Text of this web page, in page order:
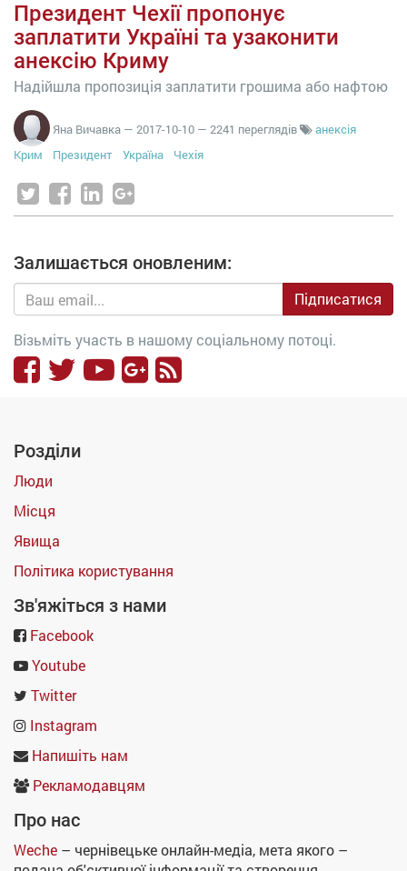
Президент Чехії пропонує
заплатити Україні та узаконити
анексію Криму
Надійшла пропозиція заплатити грошима або нафтою
Яна Вичавка — 2017-10-10 — 2241 переглядів
анексія
Крим
Президент Україна Чехія
Залишається оновленим:
Підписатися
Візьміть участь в нашому соціальному потоці.
Розділи
Люди
Місця
Явища
Політика користування
Зв'яжіться з нами
Facebook
Youtube
Twitter
Instagram
Напишіть нам
Рекламодавцям
Про нас
Weche – чернівецьке онлайн-медіа, мета якого –